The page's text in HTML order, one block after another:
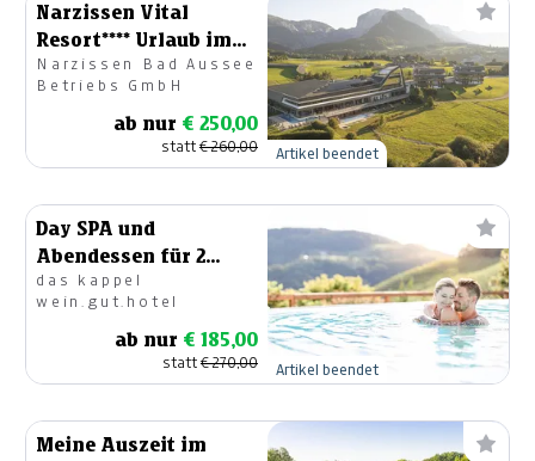
Narzissen Vital
Resort**** Urlaub im
Suitenhotel
Narzissen Bad Aussee
Betriebs GmbH
ab nur € 250,00
statt€ 260,00 Artikel beendet
Day SPA und
Abendessen für 2
Personen
das kappel
wein.gut.hotel
ab nur € 185,00
statt€ 270,00 Artikel beendet
Meine Auszeit im